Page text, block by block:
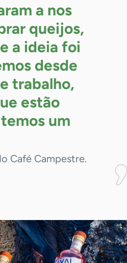
a nos
queijos,
a ideia foi
desde
trabalho,
estão
um
Café Campestre.